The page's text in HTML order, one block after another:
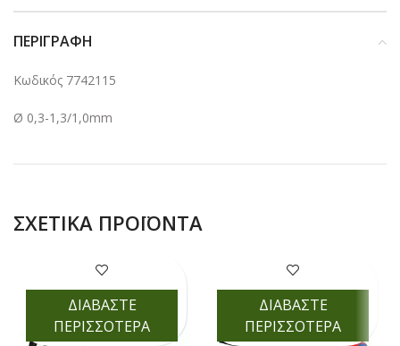
ΠΕΡΙΓΡΑΦΉ
Κωδικός 7742115
Ø 0,3-1,3/1,0mm
ΣΧΕΤΙΚΆ ΠΡΟΪΌΝΤΑ
ΔΙΑΒΑΣΤΕ
ΠΕΡΙΣΣΟΤΕΡΑ
ΔΙΑΒΑΣΤΕ
ΠΕΡΙΣΣΟΤΕΡΑ